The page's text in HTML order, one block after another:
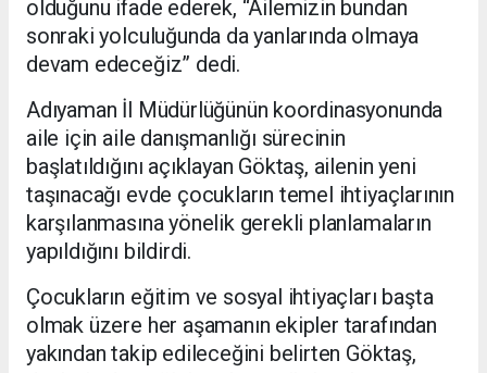
olduğunu ifade ederek, “Ailemizin bundan
sonraki yolculuğunda da yanlarında olmaya
devam edeceğiz” dedi.
Adıyaman İl Müdürlüğünün koordinasyonunda
aile için aile danışmanlığı sürecinin
başlatıldığını açıklayan Göktaş, ailenin yeni
taşınacağı evde çocukların temel ihtiyaçlarının
karşılanmasına yönelik gerekli planlamaların
yapıldığını bildirdi.
Çocukların eğitim ve sosyal ihtiyaçları başta
olmak üzere her aşamanın ekipler tarafından
yakından takip edileceğini belirten Göktaş,